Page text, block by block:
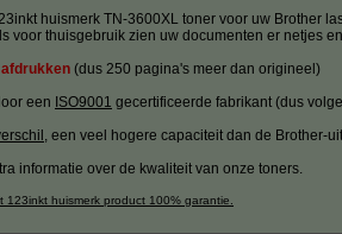
huismerk TN-3600XL toner voor uw Brother
voor thuisgebruik zien uw documenten er netjes
(dus 250 pagina's meer dan origineel)
een ISO9001 gecertificeerde fabrikant (dus
, een veel hogere capaciteit dan de Brother-
informatie over de kwaliteit van onze toners.
123inkt huismerk product 100% garantie.